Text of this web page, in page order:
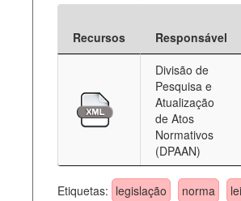
Deputados Estaduais
Legislação
Perguntas frequentes
Recursos Responsável
Divisão de
Pesquisa e
Atualização
de Atos
Normativos
(DPAAN)
Etiquetas: legislação norma lei